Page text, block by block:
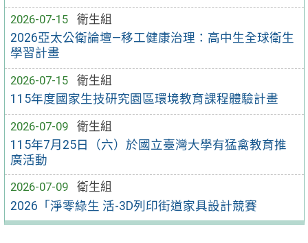
2026-07-15
衛生組
2026亞太公衛論壇—移工健康治理：高中生全球衛生
學習計畫
2026-07-15
衛生組
115年度國家生技研究園區環境教育課程體驗計畫
2026-07-09
衛生組
115年7月25日（六）於國立臺灣大學有猛禽教育推
廣活動
2026-07-09
衛生組
2026「淨零綠生 活-3D列印街道家具設計競賽